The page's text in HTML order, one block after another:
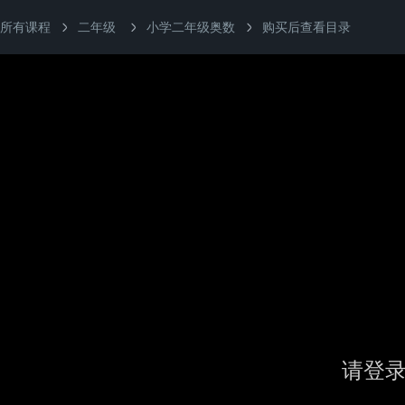
所有课程 二年级 小学二年级奥数 购买后查看目录
请登